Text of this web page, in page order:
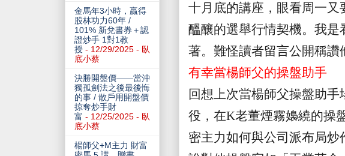
十月底的講座，眼看周一
醞釀的選舉行情契機。我是
著。難怪讀者留言公開稱讚
有幸當楊師父的操盤助手
回想上次當楊師父操盤助手
役，在K老董煙霧嬝繞的操
密主力如何與公司派布局
金馬年3小時，贏得
股林功力60年 /
101% 新兌書券＋認
證炒手 1對1教
授 - 12/29/2025 - 臥
底小蔡
決勝開盤價——當沖
獨孤劍法之後最後悔
的事 / 散戶用開盤價
掠奪炒手財
富 - 12/25/2025 - 臥
底小蔡
楊師父+M主力 財富